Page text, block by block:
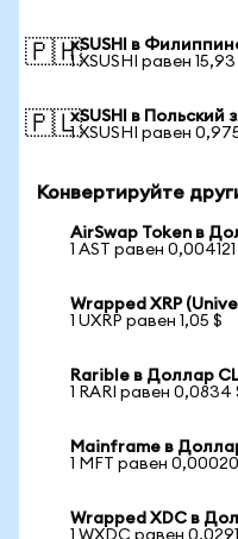
🇵🇭xSUSHI в
1 XSUSHI равен
🇵🇱xSUSHI в Польский
1 XSUSHI равен
Конвертируйте
AirSwap Token в
1 AST равен 0,004121
Wrapped XRP
1 UXRP равен 1,05 $
Rarible в Доллар
1 RARI равен 0,0834
Mainframe в
1 MFT равен
Wrapped XDC в
1 WXDC равен